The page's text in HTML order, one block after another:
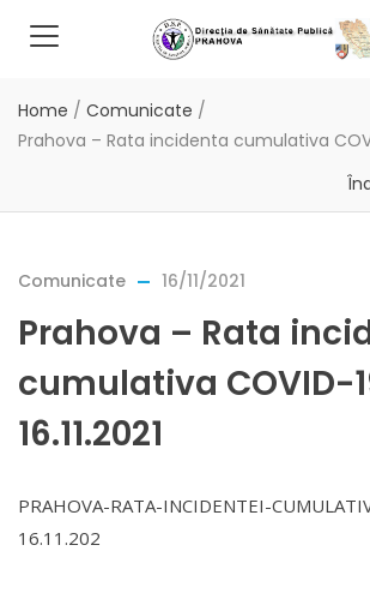
Home / Comunicate /
Prahova – Rata incidenta cumulativa
Comunicate 16/11/2021
Prahova – Rata
cumulativa COVID-
16.11.2021
PRAHOVA-RATA-INCIDENTEI-
16.11.202